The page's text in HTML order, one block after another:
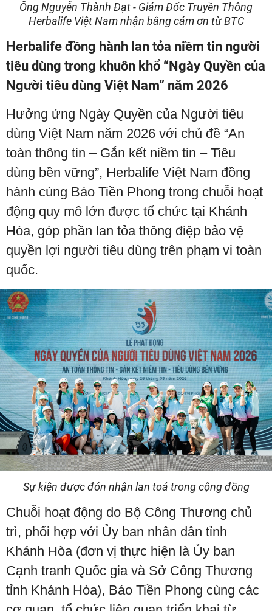
Ông Nguyễn Thành Đạt - Giám Đốc Truyền Thông
Herbalife Việt Nam nhận bằng cám ơn từ BTC
Herbalife đồng hành lan tỏa niềm tin người
tiêu dùng trong khuôn khổ “Ngày Quyền của
Người tiêu dùng Việt Nam” năm 2026
Hưởng ứng Ngày Quyền của Người tiêu
dùng Việt Nam năm 2026 với chủ đề “An
toàn thông tin – Gắn kết niềm tin – Tiêu
dùng bền vững”, Herbalife Việt Nam đồng
hành cùng Báo Tiền Phong trong chuỗi hoạt
động quy mô lớn được tổ chức tại Khánh
Hòa, góp phần lan tỏa thông điệp bảo vệ
quyền lợi người tiêu dùng trên phạm vi toàn
quốc.
Sự kiện được đón nhận lan toả trong cộng đồng
Chuỗi hoạt động do Bộ Công Thương chủ
trì, phối hợp với Ủy ban nhân dân tỉnh
Khánh Hòa (đơn vị thực hiện là Ủy ban
Cạnh tranh Quốc gia và Sở Công Thương
tỉnh Khánh Hòa), Báo Tiền Phong cùng các